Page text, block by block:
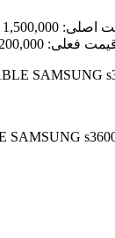
فعلی: 1,200,000 تومان.